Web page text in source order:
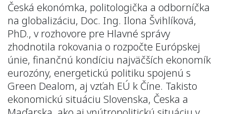
Česká ekonómka, politologička a odborníčka
na globalizáciu, Doc. Ing. Ilona Švihlíková,
PhD., v rozhovore pre Hlavné správy
zhodnotila rokovania o rozpočte Európskej
únie, finančnú kondíciu najväčších ekonomík
eurozóny, energetickú politiku spojenú s
Green Dealom, aj vzťah EÚ k Číne. Takisto
ekonomickú situáciu Slovenska, Česka a